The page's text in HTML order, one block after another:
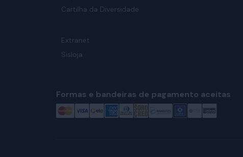
Cartilha da Diversidade
Extranet
Sisloja
Formas e bandeiras de pagamento aceitas